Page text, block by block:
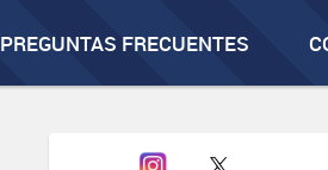
PREGUNTAS FRECUENTES